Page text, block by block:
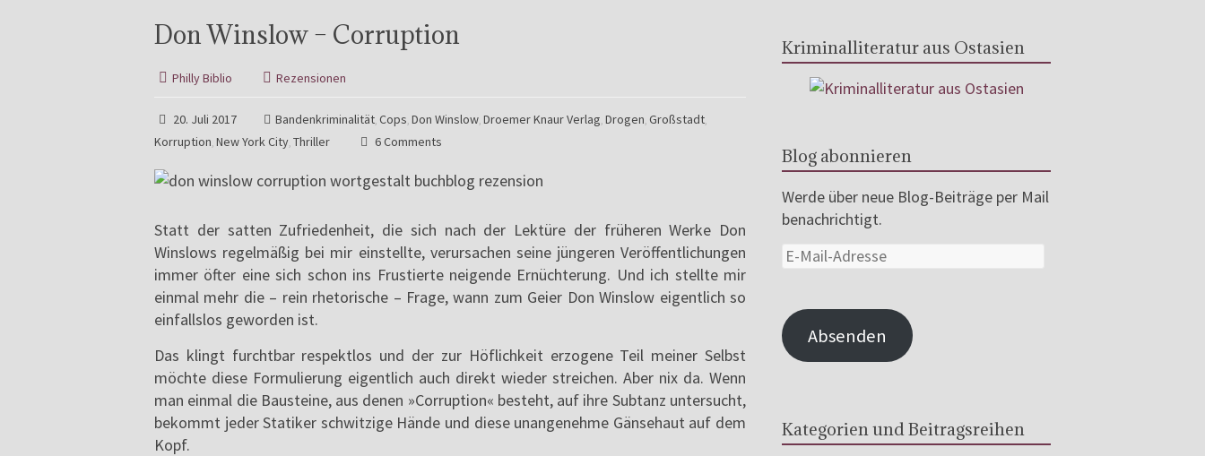
Don Winslow – Corruption
Philly Biblio Rezensionen
20. Juli 2017 Bandenkriminalität, Cops, Don Winslow, Droemer Knaur Verlag, Drogen, Großstadt,
Korruption, New York City, Thriller 6 Comments
Statt der satten Zufriedenheit, die sich nach der Lektüre der früheren Werke Don
Winslows regelmäßig bei mir einstellte, verursachen seine jüngeren Veröffentlichungen
immer öfter eine sich schon ins Frustierte neigende Ernüchterung. Und ich stellte mir
einmal mehr die – rein rhetorische – Frage, wann zum Geier Don Winslow eigentlich so
einfallslos geworden ist.
Das klingt furchtbar respektlos und der zur Höflichkeit erzogene Teil meiner Selbst
möchte diese Formulierung eigentlich auch direkt wieder streichen. Aber nix da. Wenn
man einmal die Bausteine, aus denen »Corruption« besteht, auf ihre Subtanz untersucht,
bekommt jeder Statiker schwitzige Hände und diese unangenehme Gänsehaut auf dem
Kopf.
Kriminalliteratur aus Ostasien
Blog abonnieren
Werde über neue Blog-Beiträge per Mail
benachrichtigt.
Absenden
Kategorien und Beitragsreihen